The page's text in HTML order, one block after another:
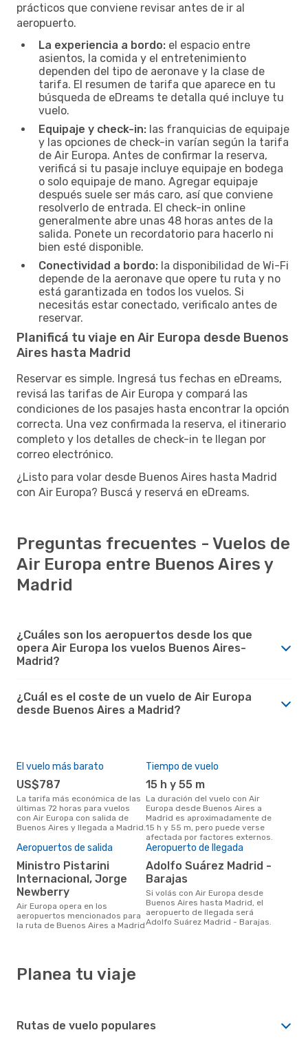
prácticos que conviene revisar antes de ir al
aeropuerto.
La experiencia a bordo: el espacio entre
asientos, la comida y el entretenimiento
dependen del tipo de aeronave y la clase de
tarifa. El resumen de tarifa que aparece en tu
búsqueda de eDreams te detalla qué incluye tu
vuelo.
Equipaje y check-in: las franquicias de equipaje
y las opciones de check-in varían según la tarifa
de Air Europa. Antes de confirmar la reserva,
verificá si tu pasaje incluye equipaje en bodega
o solo equipaje de mano. Agregar equipaje
después suele ser más caro, así que conviene
resolverlo de entrada. El check-in online
generalmente abre unas 48 horas antes de la
salida. Ponete un recordatorio para hacerlo ni
bien esté disponible.
Conectividad a bordo: la disponibilidad de Wi-Fi
depende de la aeronave que opere tu ruta y no
está garantizada en todos los vuelos. Si
necesitás estar conectado, verificalo antes de
reservar.
Planificá tu viaje en Air Europa desde Buenos
Aires hasta Madrid
Reservar es simple. Ingresá tus fechas en eDreams,
revisá las tarifas de Air Europa y compará las
condiciones de los pasajes hasta encontrar la opción
correcta. Una vez confirmada la reserva, el itinerario
completo y los detalles de check-in te llegan por
correo electrónico.
¿Listo para volar desde Buenos Aires hasta Madrid
con Air Europa? Buscá y reservá en eDreams.
Preguntas frecuentes - Vuelos de
Air Europa entre Buenos Aires y
Madrid
¿Cuáles son los aeropuertos desde los que
opera Air Europa los vuelos Buenos Aires-
Madrid?
¿Cuál es el coste de un vuelo de Air Europa
desde Buenos Aires a Madrid?
El vuelo más barato
US$787
La tarifa más económica de las
últimas 72 horas para vuelos
con Air Europa con salida de
Buenos Aires y llegada a Madrid.
Tiempo de vuelo
15 h y 55 m
La duración del vuelo con Air
Europa desde Buenos Aires a
Madrid es aproximadamente de
15 h y 55 m, pero puede verse
afectada por factores externos.
Aeropuertos de salida
Ministro Pistarini
Internacional, Jorge
Newberry
Air Europa opera en los
aeropuertos mencionados para
la ruta de Buenos Aires a Madrid
Aeropuerto de llegada
Adolfo Suárez Madrid -
Barajas
Si volás con Air Europa desde
Buenos Aires hasta Madrid, el
aeropuerto de llegada será
Adolfo Suárez Madrid - Barajas.
Planea tu viaje
Rutas de vuelo populares